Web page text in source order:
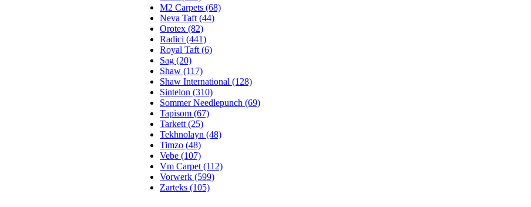
M2 Carpets (68)
Neva Taft (44)
Orotex (82)
Radici (441)
Royal Taft (6)
Sag (20)
Shaw (117)
Shaw International (128)
Sintelon (310)
Sommer Needlepunch (69)
Tapisom (67)
Tarkett (25)
Tekhnolayn (48)
Timzo (48)
Vebe (107)
Vm Carpet (112)
Vorwerk (599)
Zarteks (105)